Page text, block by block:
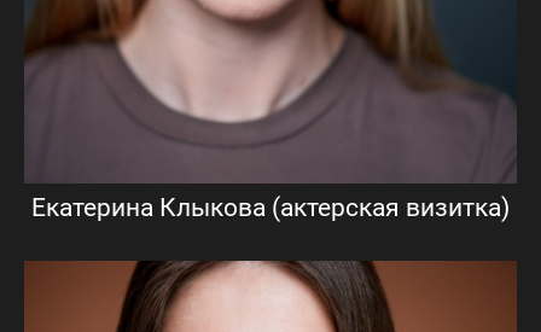
Екатерина Клыкова (актерская визитка)